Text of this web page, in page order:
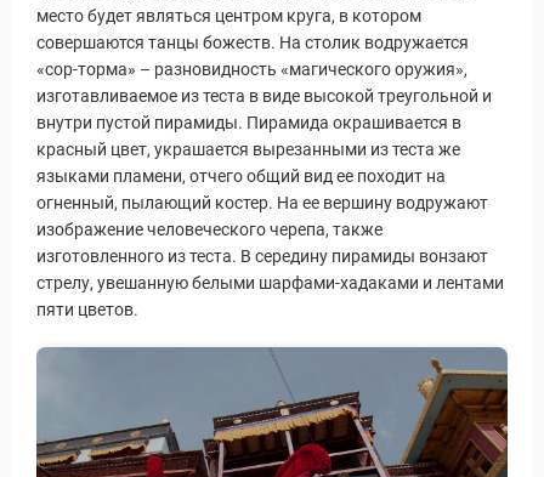
и Туры
место будет являться центром круга, в котором
совершаются танцы божеств. На столик водружается
«сор-торма» – разновидность «магического оружия»,
изготавливаемое из теста в виде высокой треугольной и
внутри пустой пирамиды. Пирамида окрашивается в
красный цвет, украшается вырезанными из теста же
языками пламени, отчего общий вид ее походит на
огненный, пылающий костер. На ее вершину водружают
изображение человеческого черепа, также
изготовленного из теста. В середину пирамиды вонзают
стрелу, увешанную белыми шарфами-хадаками и лентами
пяти цветов.